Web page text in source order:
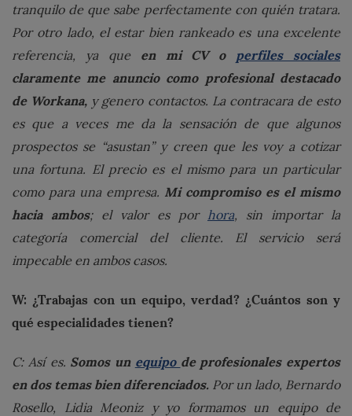
tranquilo de que sabe perfectamente con quién tratara.
Por otro lado, el estar bien rankeado es una excelente
referencia, ya que en mi CV o perfiles sociales
claramente me anuncio como profesional destacado
de Workana, y genero contactos. La contracara de esto
es que a veces me da la sensación de que algunos
prospectos se “asustan” y creen que les voy a cotizar
una fortuna. El precio es el mismo para un particular
como para una empresa. Mi compromiso es el mismo
hacia ambos; el valor es por hora, sin importar la
categoría comercial del cliente. El servicio será
impecable en ambos casos.
W: ¿Trabajas con un equipo, verdad? ¿Cuántos son y
qué especialidades tienen?
C: Así es. Somos un equipo de profesionales expertos
en dos temas bien diferenciados. Por un lado, Bernardo
Rosello, Lidia Meoniz y yo formamos un equipo de